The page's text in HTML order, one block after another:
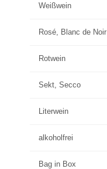
Weißwein
Rosé, Blanc de Noir
Rotwein
Sekt, Secco
Literwein
alkoholfrei
Bag in Box